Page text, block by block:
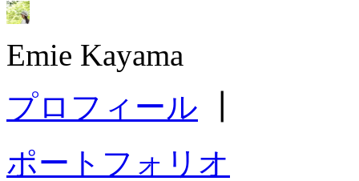
Emie Kayama
プロフィール
ポートフォリオ